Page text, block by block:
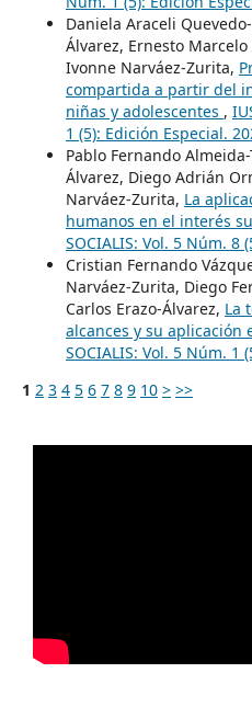
Daniela Araceli
Álvarez, Ernesto
Ivonne Narváez-Zurita,
compartida a partir del
niñas y adolescentes ,
1 (5): Edición Especial.
Pablo Fernando
Álvarez, Diego Adrián
Narváez-Zurita, La
humanos en el interés
SOCIALIS: Vol. 5 Núm. 8
Cristian Fernando
Narváez-Zurita, Diego
Carlos Erazo-Álvarez, La
alcances y su aplicación
SOCIALIS: Vol. 5 Núm. 1
1 2 3 4 5 6 7 8 9 10 > >>